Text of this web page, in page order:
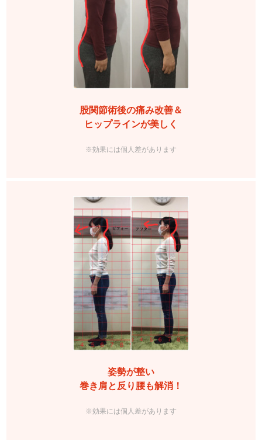
股関節術後の痛み改善＆
ヒップラインが美しく
※効果には個人差があります
姿勢が整い
巻き肩と反り腰も解消！
※効果には個人差があります